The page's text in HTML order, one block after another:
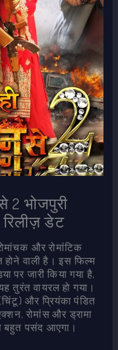
2 भोजपुरी
डेट
और रोमांटिक
होने वाली है। इस फिल्म
पर जारी किया गया है,
तुरंत वायरल हो गया।
और प्रियंका पंडित
रोमांस और ड्रामा
बहुत पसंद आएगा।